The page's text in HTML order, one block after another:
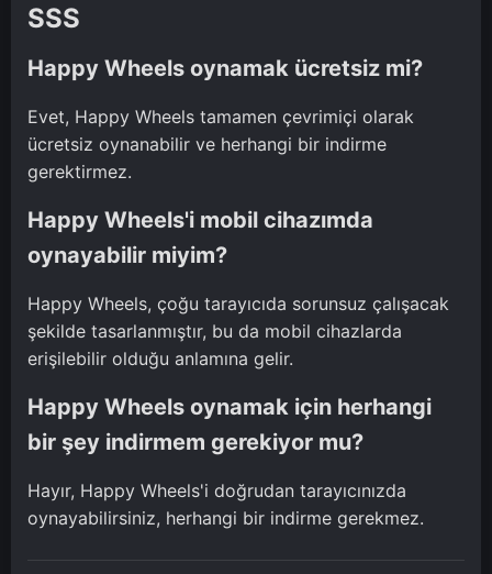
SSS
Happy Wheels oynamak ücretsiz mi?
Evet, Happy Wheels tamamen çevrimiçi olarak
ücretsiz oynanabilir ve herhangi bir indirme
gerektirmez.
Happy Wheels'i mobil cihazımda
oynayabilir miyim?
Happy Wheels, çoğu tarayıcıda sorunsuz çalışacak
şekilde tasarlanmıştır, bu da mobil cihazlarda
erişilebilir olduğu anlamına gelir.
Happy Wheels oynamak için herhangi
bir şey indirmem gerekiyor mu?
Hayır, Happy Wheels'i doğrudan tarayıcınızda
oynayabilirsiniz, herhangi bir indirme gerekmez.